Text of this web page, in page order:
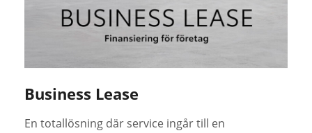
Business Lease
En totallösning där service ingår till en